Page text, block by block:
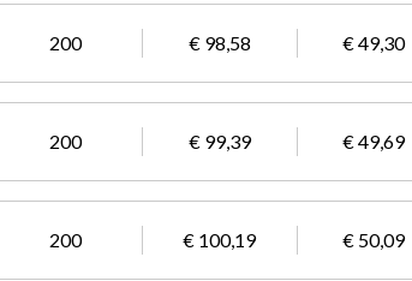
200 € 98,58 € 49,30
200 € 99,39 € 49,69
200 € 100,19 € 50,09